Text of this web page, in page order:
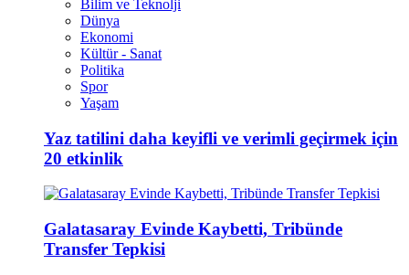
Bilim ve Teknolji
Dünya
Ekonomi
Kültür - Sanat
Politika
Spor
Yaşam
Yaz tatilini daha keyifli ve verimli geçirmek için
20 etkinlik
Galatasaray Evinde Kaybetti, Tribünde
Transfer Tepkisi